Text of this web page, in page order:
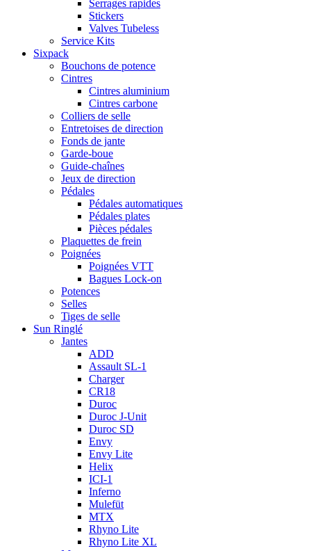
Serrages rapides
Stickers
Valves Tubeless
Service Kits
Sixpack
Bouchons de potence
Cintres
Cintres aluminium
Cintres carbone
Colliers de selle
Entretoises de direction
Fonds de jante
Garde-boue
Guide-chaînes
Jeux de direction
Pédales
Pédales automatiques
Pédales plates
Pièces pédales
Plaquettes de frein
Poignées
Poignées VTT
Bagues Lock-on
Potences
Selles
Tiges de selle
Sun Ringlé
Jantes
ADD
Assault SL-1
Charger
CR18
Duroc
Duroc J-Unit
Duroc SD
Envy
Envy Lite
Helix
ICI-1
Inferno
Mulefüt
MTX
Rhyno Lite
Rhyno Lite XL